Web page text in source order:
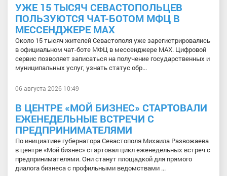
УЖЕ 15 ТЫСЯЧ СЕВАСТОПОЛЬЦЕВ
ПОЛЬЗУЮТСЯ ЧАТ-БОТОМ МФЦ В
МЕССЕНДЖЕРЕ МАХ
Около 15 тысяч жителей Севастополя уже зарегистрировались
в официальном чат-боте МФЦ в мессенджере МАХ. Цифровой
сервис позволяет записаться на получение государственных и
муниципальных услуг, узнать статус обр...
06 августа 2026 10:49
В ЦЕНТРЕ «МОЙ БИЗНЕС» СТАРТОВАЛИ
ЕЖЕНЕДЕЛЬНЫЕ ВСТРЕЧИ С
ПРЕДПРИНИМАТЕЛЯМИ
По инициативе губернатора Севастополя Михаила Развожаева
в центре «Мой бизнес» стартовал цикл еженедельных встреч с
предпринимателями. Они станут площадкой для прямого
диалога бизнеса с профильными ведомствами ...